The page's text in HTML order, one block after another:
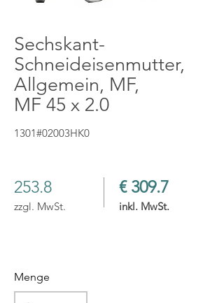
Sechskant-
Schneideisenmutter,
Allgemein, MF,
MF 45 x 2.0
1301#02003HK0
253.8
zzgl. MwSt.
€ 309.7
inkl. MwSt.
Menge